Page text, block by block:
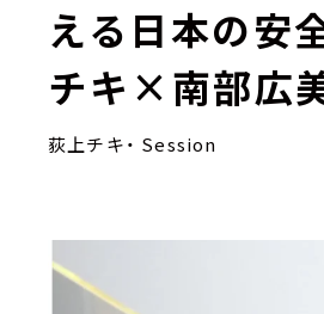
える日本の安
チキ×南部広
荻上チキ・ Session